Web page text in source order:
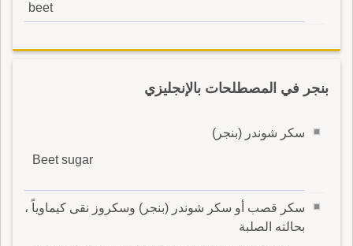
beet
بنجر في المصطلحات بالإنجليزي
سكر شوندر (بنجر)
Beet sugar
سكر قصب أو سكر شوندر (بنجر) وسكروز نقى كيماوياً ،
بحالته الصلبة